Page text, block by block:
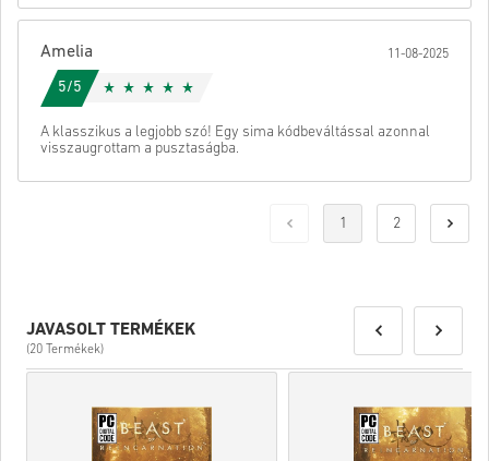
Amelia 11-08-2025
5/5
A klasszikus a legjobb szó! Egy sima kódbeváltással azonnal
visszaugrottam a pusztaságba.
1 2
JAVASOLT TERMÉKEK
(20 Termékek)